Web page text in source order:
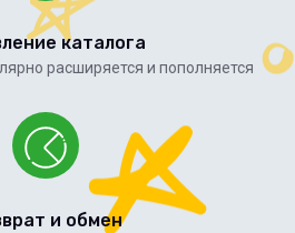
каталога
расширяется и пополняется
и обмен